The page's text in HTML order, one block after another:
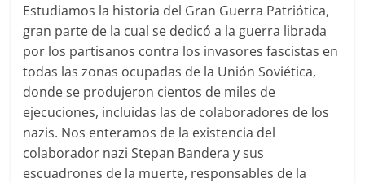
Estudiamos la historia del Gran Guerra Patriótica,
gran parte de la cual se dedicó a la guerra librada
por los partisanos contra los invasores fascistas en
todas las zonas ocupadas de la Unión Soviética,
donde se produjeron cientos de miles de
ejecuciones, incluidas las de colaboradores de los
nazis. Nos enteramos de la existencia del
colaborador nazi Stepan Bandera y sus
escuadrones de la muerte, responsables de la